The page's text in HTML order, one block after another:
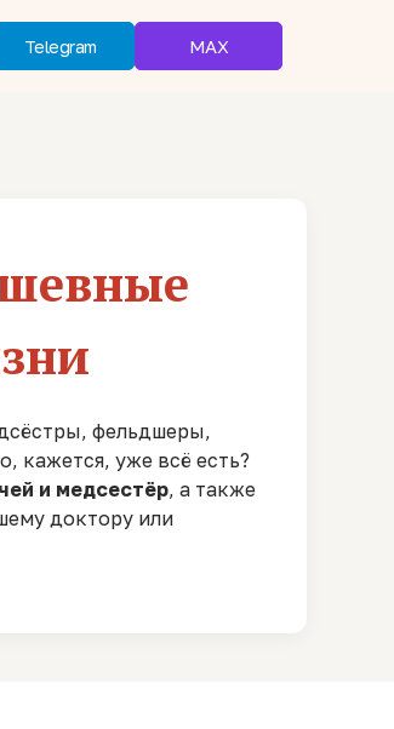
Telegram MAX
фельдшеры,
кажется, уже всё есть?
и медсестёр, а также
доктору или